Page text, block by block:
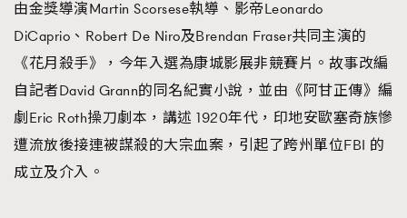
AFrenchMind
DressLikeAParisienne
EmpowerF
FashionWeek FigaroAesthetic
由金獎導演Martin Scorsese執導、影帝Leonardo
DiCaprio、Robert De Niro及Brendan Fraser共同主演的
《花月殺手》，今年入選為康城影展非競賽片。故事改編
自記者David Grann的同名紀實小說，並由《阿甘正傳》編
劇Eric Roth操刀劇本，講述 1920年代，印地安歐塞奇族慘
遭流放後接連被謀殺的大宗血案，引起了跨州單位FBI 的
成立及介入。